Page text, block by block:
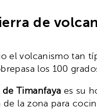
de
volcanismo tan
los 100
Timanfaya es su
la zona para